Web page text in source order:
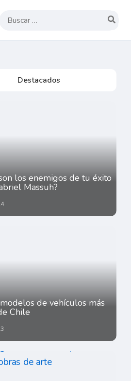
Buscar
por:
Destacados
los enemigos de tu éxito
Massuh?
de vehículos más
Chile